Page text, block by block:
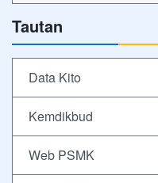
Tautan
Data Kito
Kemdikbud
Web PSMK